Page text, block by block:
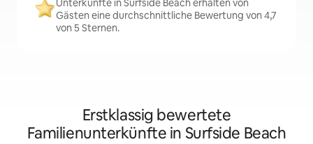
Unterkünfte in Surfside Beach erhalten von
Gästen eine durchschnittliche Bewertung von 4,7
von 5 Sternen.
Erstklassig bewertete
Familienunterkünfte in Surfside Beach